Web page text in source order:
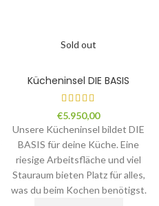
Sold out
Kücheninsel DIE BASIS
€5.950,00
Unsere Kücheninsel bildet DIE
BASIS für deine Küche. Eine
riesige Arbeitsfläche und viel
Stauraum bieten Platz für alles,
was du beim Kochen benötigst.